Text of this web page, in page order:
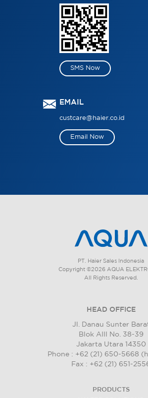
SMS Now
EMAIL
custcare@haier.co.id
Email Now
PT. Haier Sales Indonesia
Copyright ©2026 AQUA
All Rights Reserved.
HEAD OFFICE
Jl. Danau Sunter
Blok AIII No. 38-39
Jakarta Utara 14350
Phone : +62 (21) 650-5668
Fax : +62 (21) 651-
PRODUCTS